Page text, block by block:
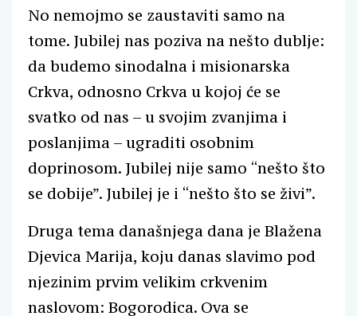
No nemojmo se zaustaviti samo na
tome. Jubilej nas poziva na nešto dublje:
da budemo sinodalna i misionarska
Crkva, odnosno Crkva u kojoj će se
svatko od nas – u svojim zvanjima i
poslanjima – ugraditi osobnim
doprinosom. Jubilej nije samo “nešto što
se dobije”. Jubilej je i “nešto što se živi”.
Druga tema današnjega dana je Blažena
Djevica Marija, koju danas slavimo pod
njezinim prvim velikim crkvenim
naslovom: Bogorodica. Ova se